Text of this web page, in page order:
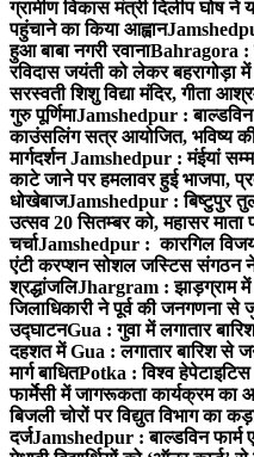
ग्रामीण विकास मंत्री दिलीप घोष
पहुंचाने का किया आह्वान
हुआ बाबा नगरी रवानाBahragora :
रविदास जयंती को लेकर बहरागोड़ा
सरस्वती शिशु विद्या मंदिर, गीता
गुरु पूर्णिमाJamshedpur : बाल्डविन
काउंसलिंग सत्र आयोजित, भविष्य की
मार्गदर्शनJamshedpur : मंईयां
काटे जाने पर हमलावर हुई भाजपा,
धोखेबाजJamshedpur : बिष्टुपुर
उत्सव 20 सितम्बर को, महासर माता
चर्चाJamshedpur : कारगिल
एंटी करप्शन सोशल जस्टिस संगठन ने
श्रद्धांजलिJhargram : झाड़ग्राम
जिलाधिकारी ने पूर्व की जनगणना से
उद्घाटनGua : गुवा में लगातार
दहशत मेंGua : लगातार बारिश से
मार्ग बाधितPotka : विश्व
फार्मेसी में जागरूकता कार्यक्रम का
बिजली चोरों पर विद्युत विभाग का
दर्जJamshedpur : बाल्डविन